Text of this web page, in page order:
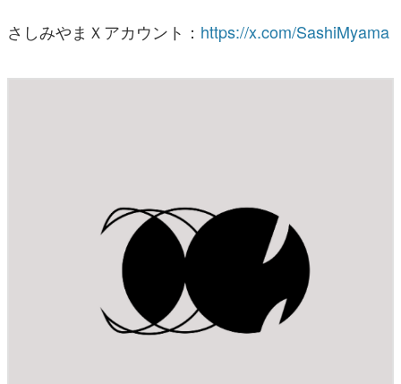
さしみやまＸアカウント： https://x.com/SashiMyama